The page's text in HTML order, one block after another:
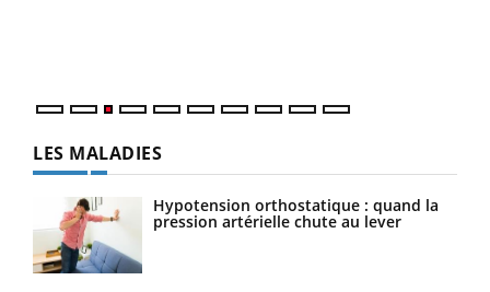
LES MALADIES
Hypotension orthostatique : quand la
pression artérielle chute au lever